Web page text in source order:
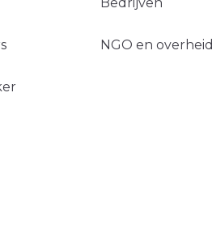
Bedrijven
NGO en overheid